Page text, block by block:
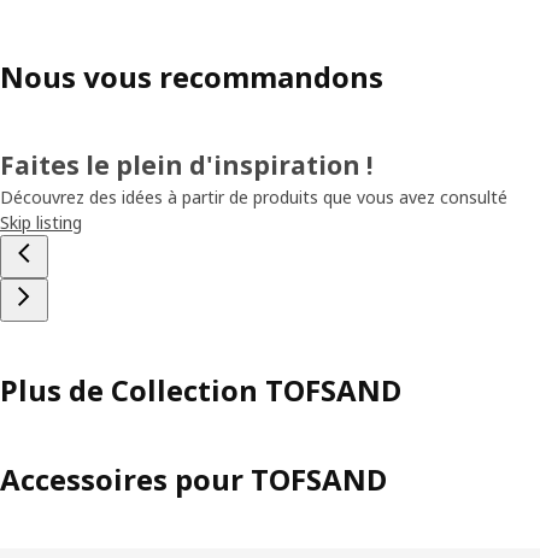
Nous vous recommandons
Faites le plein d'inspiration !
Découvrez des idées à partir de produits que vous avez consulté
Skip listing
Plus de Collection TOFSAND
Accessoires pour TOFSAND